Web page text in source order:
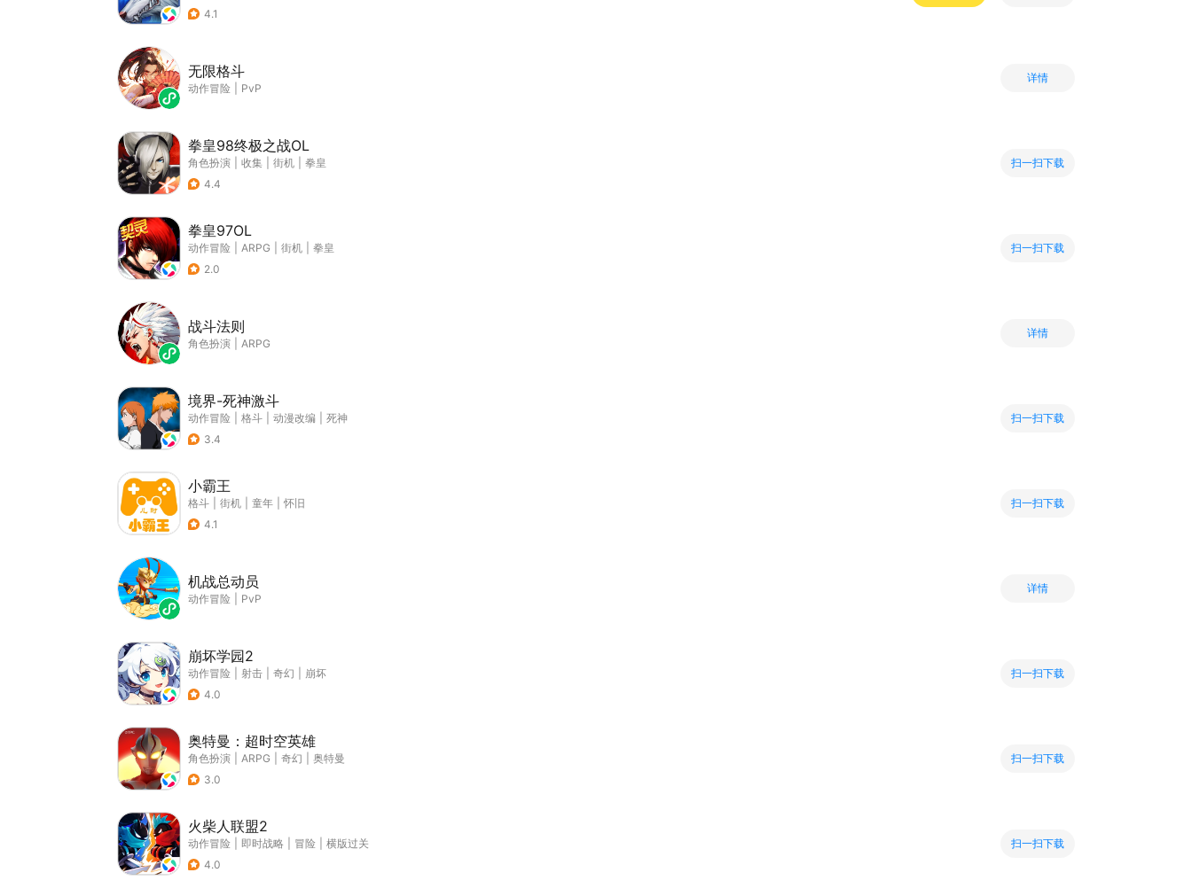
4.1
无限格斗
动作冒险 PvP
详情
拳皇98终极之战OL
角色扮演 收集 街机
拳皇
4.4
扫一扫下载
拳皇97OL
动作冒险 ARPG 街机
拳皇
2.0
扫一扫下载
战斗法则
角色扮演 ARPG
详情
境界-死神激斗
动作冒险 格斗 动漫改编
死神
3.4
扫一扫下载
小霸王
格斗 街机 童年
怀旧
4.1
扫一扫下载
机战总动员
动作冒险 PvP
详情
崩坏学园2
动作冒险 射击 奇幻
崩坏
4.0
扫一扫下载
奥特曼：超时空英雄
角色扮演 ARPG 奇幻
奥特曼
3.0
扫一扫下载
火柴人联盟2
动作冒险 即时战略 冒险
横版过关
4.0
扫一扫下载